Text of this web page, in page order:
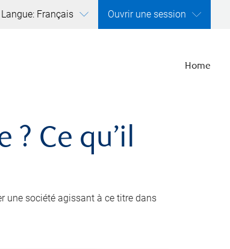
Langue: Français Ouvrir une session
Home
Ce qu’il
une société agissant à ce titre dans